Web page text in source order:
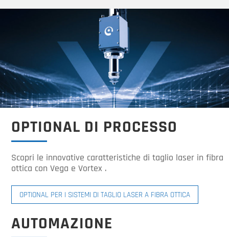
OPTIONAL DI PROCESSO
Scopri le innovative caratteristiche di taglio laser in fibra
ottica con Vega e Vortex .
OPTIONAL PER I SISTEMI DI TAGLIO LASER A FIBRA OTTICA
AUTOMAZIONE